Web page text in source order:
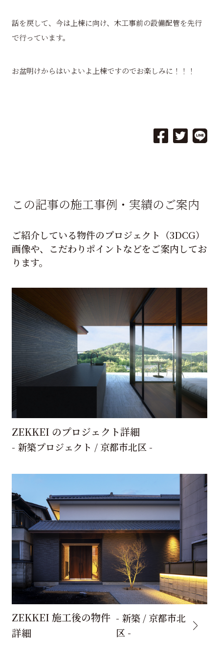
話を戻して、今は上棟に向け、木工事前の設備配管を先行
で行っています。
お盆明けからはいよいよ上棟ですのでお楽しみに！！！
この記事の施工事例・実績のご案内
ご紹介している物件のプロジェクト（3DCG）
画像や、こだわりポイントなどをご案内してお
ります。
ZEKKEI のプロジェクト詳細
- 新築プロジェクト / 京都市北区 -
ZEKKEI 施工後の物件
詳細
- 新築 / 京都市北
区 -